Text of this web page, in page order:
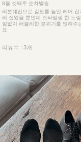
8월 셋째주 순차발송
리본쉐입으로 감도를 높인 헤어 집
리 집었을 뿐인데 스타일링 한 느
낌없이 러블리한 분위기를 얹혀주
요
리뷰수 : 3개